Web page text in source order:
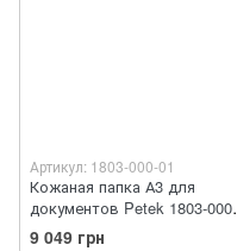
Артикул: 1803-000-01
Кожаная папка А3 для
документов Petek 1803-000-
01
9 049 грн